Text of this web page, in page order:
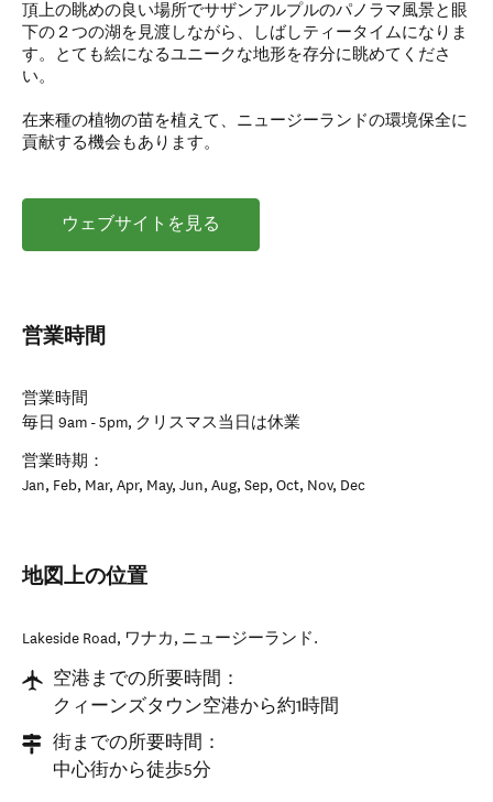
頂上の眺めの良い場所でサザンアルプルのパノラマ風景と眼
下の２つの湖を見渡しながら、しばしティータイムになりま
す。とても絵になるユニークな地形を存分に眺めてくださ
い。
在来種の植物の苗を植えて、ニュージーランドの環境保全に
貢献する機会もあります。
ウェブサイトを見る
営業時間
営業時間
毎日 9am - 5pm, クリスマス当日は休業
営業時期：
Jan, Feb, Mar, Apr, May, Jun, Aug, Sep, Oct, Nov, Dec
地図上の位置
Lakeside Road, ワナカ, ニュージーランド.
空港までの所要時間：
クィーンズタウン空港から約1時間
街までの所要時間：
中心街から徒歩5分